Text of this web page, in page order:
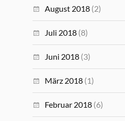
August 2018 (2)
Juli 2018 (8)
Juni 2018 (3)
März 2018 (1)
Februar 2018 (6)